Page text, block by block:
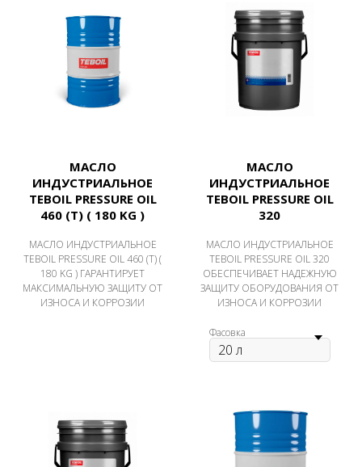
МАСЛО
ИНДУСТРИАЛЬНОЕ
TEBOIL PRESSURE OIL
460 (Т) ( 180 KG )
МАСЛО ИНДУСТРИАЛЬНОЕ
TEBOIL PRESSURE OIL 460 (Т) (
180 KG ) ГАРАНТИРУЕТ
МАКСИМАЛЬНУЮ ЗАЩИТУ ОТ
ИЗНОСА И КОРРОЗИИ
МАСЛО
ИНДУСТРИАЛЬНОЕ
TEBOIL PRESSURE OIL
320
МАСЛО ИНДУСТРИАЛЬНОЕ
TEBOIL PRESSURE OIL 320
ОБЕСПЕЧИВАЕТ НАДЕЖНУЮ
ЗАЩИТУ ОБОРУДОВАНИЯ ОТ
ИЗНОСА И КОРРОЗИИ
Фасовка